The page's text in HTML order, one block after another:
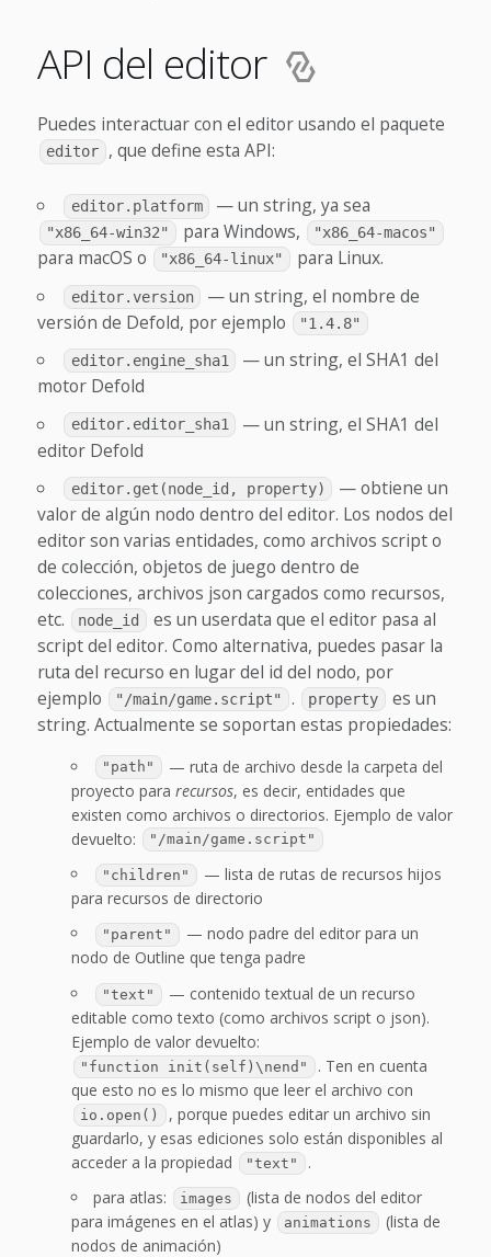
API del editor
Puedes interactuar con el editor usando el paquete
editor , que define esta API:
editor.platform — un string, ya sea
"x86_64-win32" para Windows, "x86_64-macos"
para macOS o "x86_64-linux" para Linux.
editor.version
— un string, el nombre de
versión de Defold, por ejemplo
"1.4.8"
editor.engine_sha1
— un string, el SHA1 del
motor Defold
editor.editor_sha1
— un string, el SHA1 del
editor Defold
editor.get(node_id, property)
— obtiene un
valor de algún nodo dentro del editor. Los nodos del
editor son varias entidades, como archivos script o
de colección, objetos de juego dentro de
colecciones, archivos json cargados como recursos,
etc.
node_id
es un userdata que el editor pasa al
script del editor. Como alternativa, puedes pasar la
ruta del recurso en lugar del id del nodo, por
ejemplo
"/main/game.script" . property
es un
string. Actualmente se soportan estas propiedades:
"path"
— ruta de archivo desde la carpeta del
proyecto para recursos, es decir, entidades que
existen como archivos o directorios. Ejemplo de valor
devuelto:
"/main/game.script"
"children"
— lista de rutas de recursos hijos
para recursos de directorio
"parent"
— nodo padre del editor para un
nodo de Outline que tenga padre
"text"
— contenido textual de un recurso
editable como texto (como archivos script o json).
Ejemplo de valor devuelto:
"function init(self)\nend"
. Ten en cuenta
que esto no es lo mismo que leer el archivo con
io.open()
, porque puedes editar un archivo sin
guardarlo, y esas ediciones solo están disponibles al
acceder a la propiedad
"text"
.
para atlas:
images
(lista de nodos del editor
para imágenes en el atlas) y
animations
(lista de
nodos de animación)